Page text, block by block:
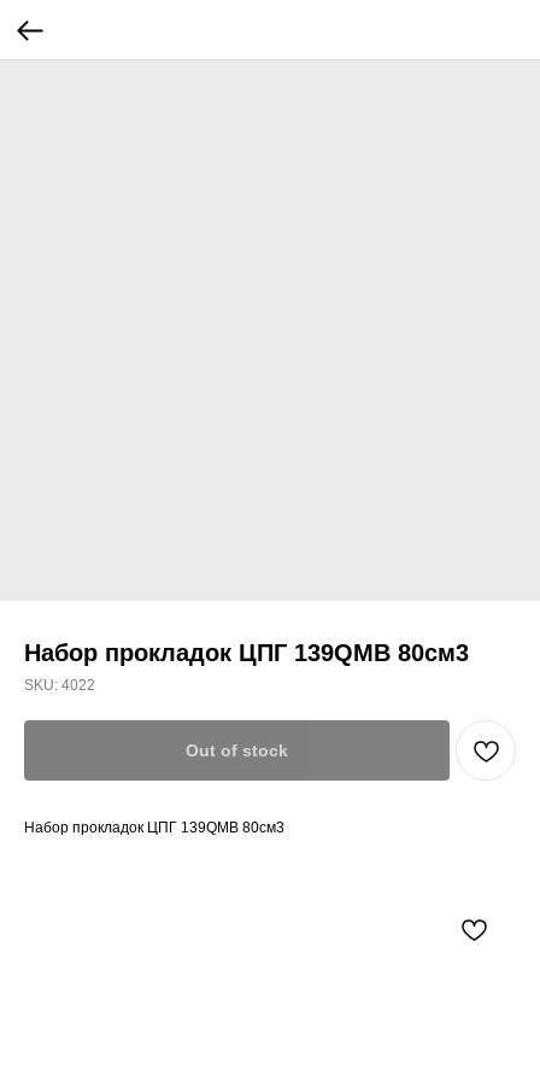
Набор прокладок ЦПГ 139QMB 80см3
SKU: 4022
Out of stock
Набор прокладок ЦПГ 139QMB 80см3